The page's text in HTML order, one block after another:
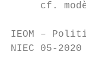
cf.
IEOM –
NIEC 05-